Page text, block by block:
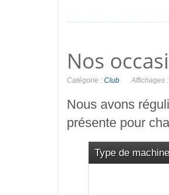
Nos
Catégorie : Club Affichages
Nous avons
présente pour
Type de machine